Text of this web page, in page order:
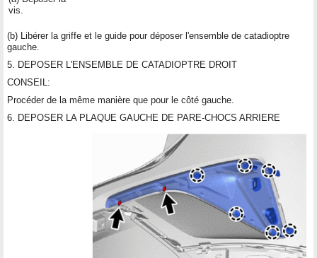
vis.
(b) Libérer la griffe et le guide pour déposer l'ensemble de catadioptre
gauche.
5. DEPOSER L'ENSEMBLE DE CATADIOPTRE DROIT
CONSEIL:
Procéder de la même manière que pour le côté gauche.
6. DEPOSER LA PLAQUE GAUCHE DE PARE-CHOCS ARRIERE